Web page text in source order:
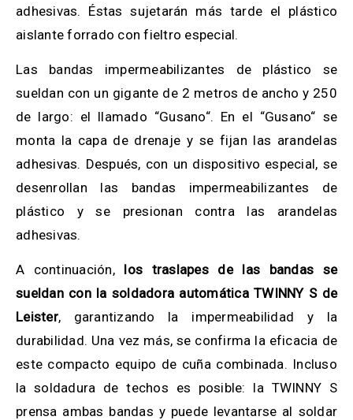
adhesivas. Éstas sujetarán más tarde el plástico
aislante forrado con fieltro especial.
Las bandas impermeabilizantes de plástico se
sueldan con un gigante de 2 metros de ancho y 250
de largo: el llamado “Gusano“. En el “Gusano“ se
monta la capa de drenaje y se fijan las arandelas
adhesivas. Después, con un dispositivo especial, se
desenrollan las bandas impermeabilizantes de
plástico y se presionan contra las arandelas
adhesivas.
A continuación, los traslapes de las bandas se
sueldan con la soldadora automática TWINNY S de
Leister, garantizando la impermeabilidad y la
durabilidad. Una vez más, se confirma la eficacia de
este compacto equipo de cuña combinada. Incluso
la soldadura de techos es posible: la TWINNY S
prensa ambas bandas y puede levantarse al soldar